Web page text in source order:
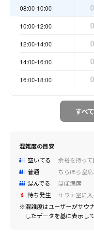
08:00-10:00 0
10:00-12:00 0
12:00-14:00 0
14:00-16:00 0
16:00-18:00 0
すべ
混雑度の目安
空いてる
余裕を持って
普通
ちらほら空席
混んでる
ほぼ満席
待ち発生
サウナ室に
※混雑度はユーザーがサウ
したデータを基に表示して